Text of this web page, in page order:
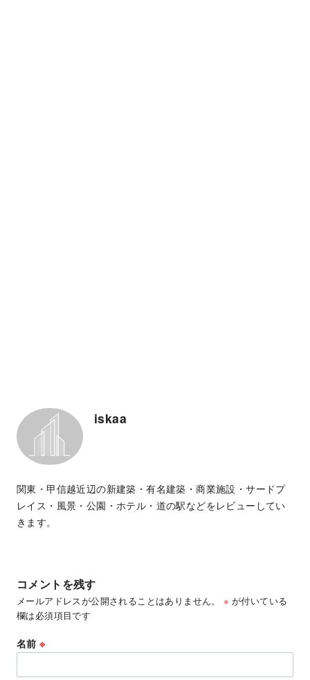
iskaa
関東・甲信越近辺の新建築・有名建築・商業施設・サードプ
レイス・風景・公園・ホテル・道の駅などをレビューしてい
きます。
コメントを残す
メールアドレスが公開されることはありません。 ※ が付いている
欄は必須項目です
名前※